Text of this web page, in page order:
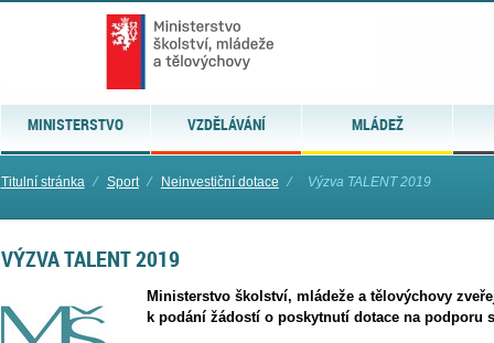
MINISTERSTVO VZDĚLÁVÁNÍ MLÁDEŽ
Titulní stránka ⁄ Sport ⁄ Neinvestiční dotace ⁄ Výzva TALENT 2019
VÝZVA TALENT 2019
Ministerstvo školství, mládeže a tělovýchovy
k podání žádostí o poskytnutí dotace na podporu